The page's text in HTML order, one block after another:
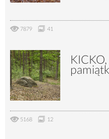
7879 41
KICKO,
5168 12